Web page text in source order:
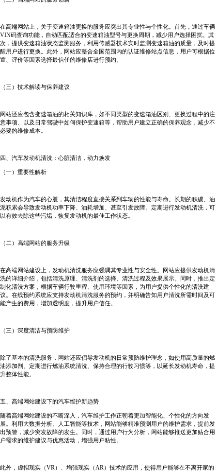
在高端网站上，关于变速箱油更换的服务应突出其专业性与个性化。首先，通过车辆
VIN码查询功能，自动匹配适合的变速箱油型号与更换周期，减少用户选择困扰。其
次，提供变速箱油状态监测服务，利用传感器技术实时监测变速箱油的质量，及时提
醒用户进行更换。此外，网站应整合全国范围内的认证维修站点信息，用户可根据位
置、评价等因素选择最信任的维修店进行预约。
（三）技术解读与保养建议
网站还应包含变速箱油的相关知识库，如不同类型的变速箱油区别、更换过程中的注
意事项、以及日常驾驶中如何保护变速箱等，帮助用户建立正确的保养观念，减少不
必要的维修成本。
四、汽车发动机清洗：心脏清洁，动力焕发
（一）重要性解析
发动机作为汽车的心脏，其清洁程度直接关系到车辆的性能与寿命。长期的积碳、油
泥积累会导致发动机功率下降、油耗增加、甚至引发故障。定期进行发动机清洗，可
以有效去除这些污垢，恢复发动机的最佳工作状态。
（二）高端网站的服务升级
在高端网站建设上，发动机清洗服务应强调其专业性与安全性。网站应提供发动机清
洗的详细介绍，包括清洗原理、清洗剂的选择、清洗过程及效果展示。同时，推出定
制化清洗方案，根据车辆行驶里程、使用环境等因素，为用户提供个性化的清洗建
议。在线预约系统应支持发动机清洗服务的预约，并明确告知用户清洗所需时间及可
能产生的费用，增加透明度，提升用户信任。
（三）深度清洁与预防维护
除了基本的清洗服务，网站还应倡导发动机的日常预防维护理念，如使用高质量的燃
油添加剂、定期进行燃油系统清洗、保持合理的行驶习惯等，以延长发动机寿命，提
升整体性能。
五、高端网站建设下的汽车维护新趋势
随着高端网站建设的不断深入，汽车维护工作正朝着更加智能化、个性化的方向发
展。利用大数据分析、人工智能等技术，网站能够精准预测用户的维护需求，提前发
出预警，减少突发故障的发生。同时，通过用户行为分析，网站能够推送更加贴合用
户需求的维护建议与优惠活动，增强用户粘性。
此外，虚拟现实（VR）、增强现实（AR）技术的应用，使得用户能够在不离开家的